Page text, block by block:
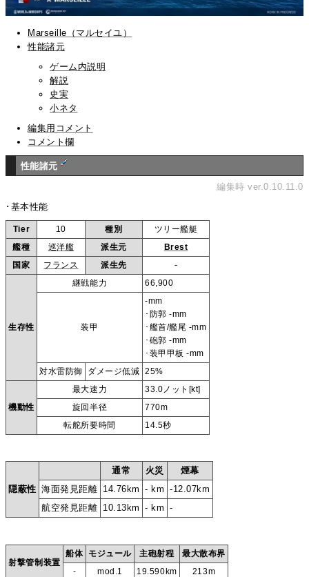
Marseille（マルセイユ）
性能諸元
ゲーム内説明
解説
史実
小ネタ
編集用コメント
コメント欄
性能諸元
編集時 ver.0.10.11.0
･基本性能
Tier 10 種別
ツリー艦艇
艦種
巡洋艦 派生元
Brest
国家
フランス 派生先 -
生存性
継戦能力 66,900
装甲
-mm
･防郭 -mm
･艦首/艦尾 -mm
･砲郭 -mm
･装甲甲板 -mm
対水雷防御
ダメージ低減 25%
機動性
最大速力
33.0ノット[kt]
旋回半径
770m
転舵所要時間
14.5秒
隠蔽性
通常 火災
煙幕
海面発見距離 14.76km - km -12.07km
航空発見距離 10.13km - km -
射撃管制装置
船体 モジュール 主砲射程
最大散布界
-
mod.1 19.590km 213m